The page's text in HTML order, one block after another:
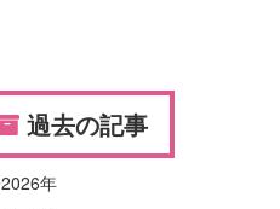
過去の記事
2026年